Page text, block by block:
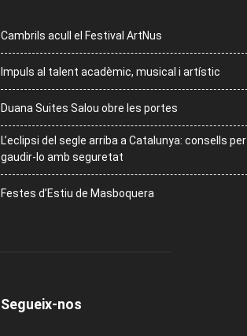
Cambrils acull el Festival ArtNus
Impuls al talent acadèmic, musical i artístic
Duana Suites Salou obre les portes
L’eclipsi del segle arriba a Catalunya: consells per
gaudir-lo amb seguretat
Festes d’Estiu de Masboquera
Segueix-nos